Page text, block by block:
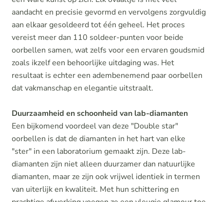
aandacht en precisie gevormd en vervolgens zorgvuldig
aan elkaar gesoldeerd tot één geheel. Het proces
vereist meer dan 110 soldeer-punten voor beide
oorbellen samen, wat zelfs voor een ervaren goudsmid
zoals ikzelf een behoorlijke uitdaging was. Het
resultaat is echter een adembenemend paar oorbellen
dat vakmanschap en elegantie uitstraalt.
Duurzaamheid en schoonheid van lab-diamanten
Een bijkomend voordeel van deze "Double star"
oorbellen is dat de diamanten in het hart van elke
"ster" in een laboratorium gemaakt zijn. Deze lab-
diamanten zijn niet alleen duurzamer dan natuurlijke
diamanten, maar ze zijn ook vrijwel identiek in termen
van uiterlijk en kwaliteit. Met hun schittering en